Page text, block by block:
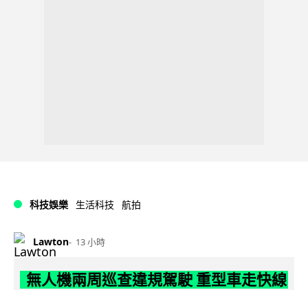
科技娛樂 生活科技 航拍
Lawton 13 小時
無人機兩周巡查違規駕駛 重型車走快線